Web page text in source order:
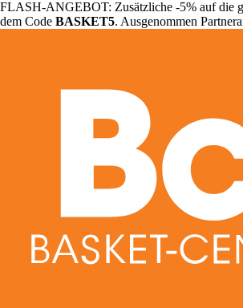
FLASH-ANGEBOT: Zusätzliche -5% auf die
dem Code BASKET5. Ausgenommen